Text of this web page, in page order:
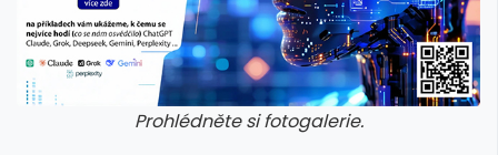
Prohlédněte si fotogalerie.